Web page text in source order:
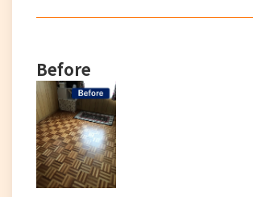
Before